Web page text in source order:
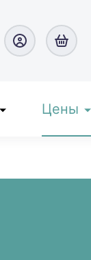
Цены